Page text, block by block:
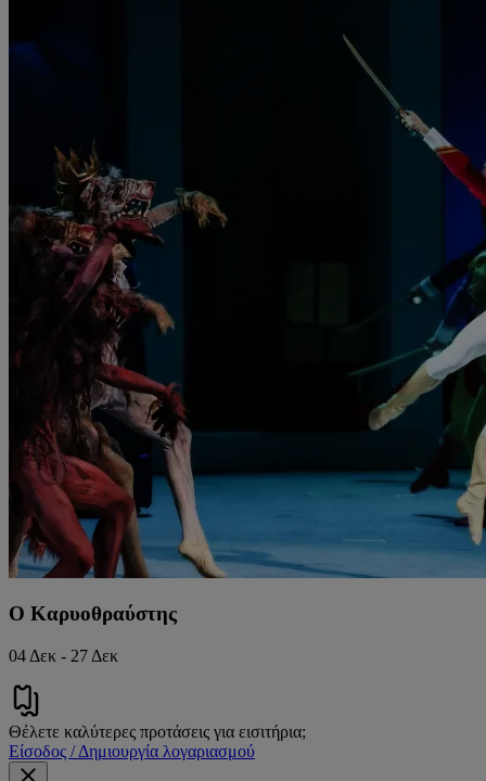
Ο Καρυοθραύστης
04 Δεκ - 27 Δεκ
Θέλετε καλύτερες προτάσεις για εισιτήρια;
Είσοδος / Δημιουργία λογαριασμού